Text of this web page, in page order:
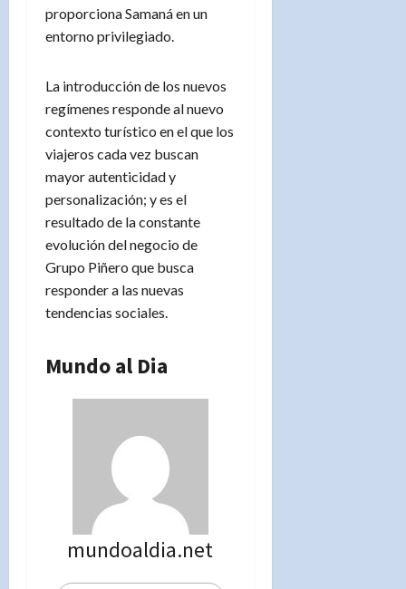
proporciona Samaná en un
entorno privilegiado.
La introducción de los nuevos
regímenes responde al nuevo
contexto turístico en el que los
viajeros cada vez buscan
mayor autenticidad y
personalización; y es el
resultado de la constante
evolución del negocio de
Grupo Piñero que busca
responder a las nuevas
tendencias sociales.
Mundo al Dia
mundoaldia.net